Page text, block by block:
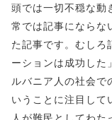
頭では一切不穏な動
常では記事にならな
た記事です。むしろ
ーションは成功した
ルバニア人の社会で
いうことに注目して